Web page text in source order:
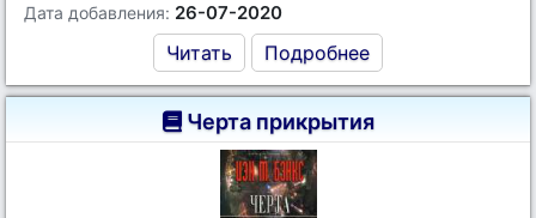
Дата добавления: 26-07-2020
Читать Подробнее
Черта прикрытия